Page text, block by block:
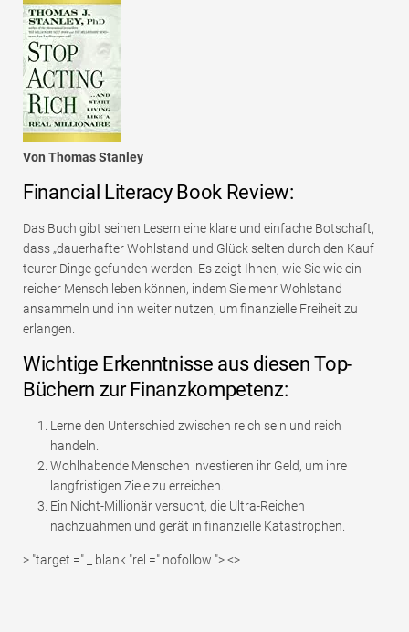
Von Thomas Stanley
Financial Literacy Book Review:
Das Buch gibt seinen Lesern eine klare und einfache Botschaft,
dass „dauerhafter Wohlstand und Glück selten durch den Kauf
teurer Dinge gefunden werden. Es zeigt Ihnen, wie Sie wie ein
reicher Mensch leben können, indem Sie mehr Wohlstand
ansammeln und ihn weiter nutzen, um finanzielle Freiheit zu
erlangen.
Wichtige Erkenntnisse aus diesen Top-
Büchern zur Finanzkompetenz:
Lerne den Unterschied zwischen reich sein und reich
handeln.
Wohlhabende Menschen investieren ihr Geld, um ihre
langfristigen Ziele zu erreichen.
Ein Nicht-Millionär versucht, die Ultra-Reichen
nachzuahmen und gerät in finanzielle Katastrophen.
> "target =" _ blank "rel =" nofollow "> <>